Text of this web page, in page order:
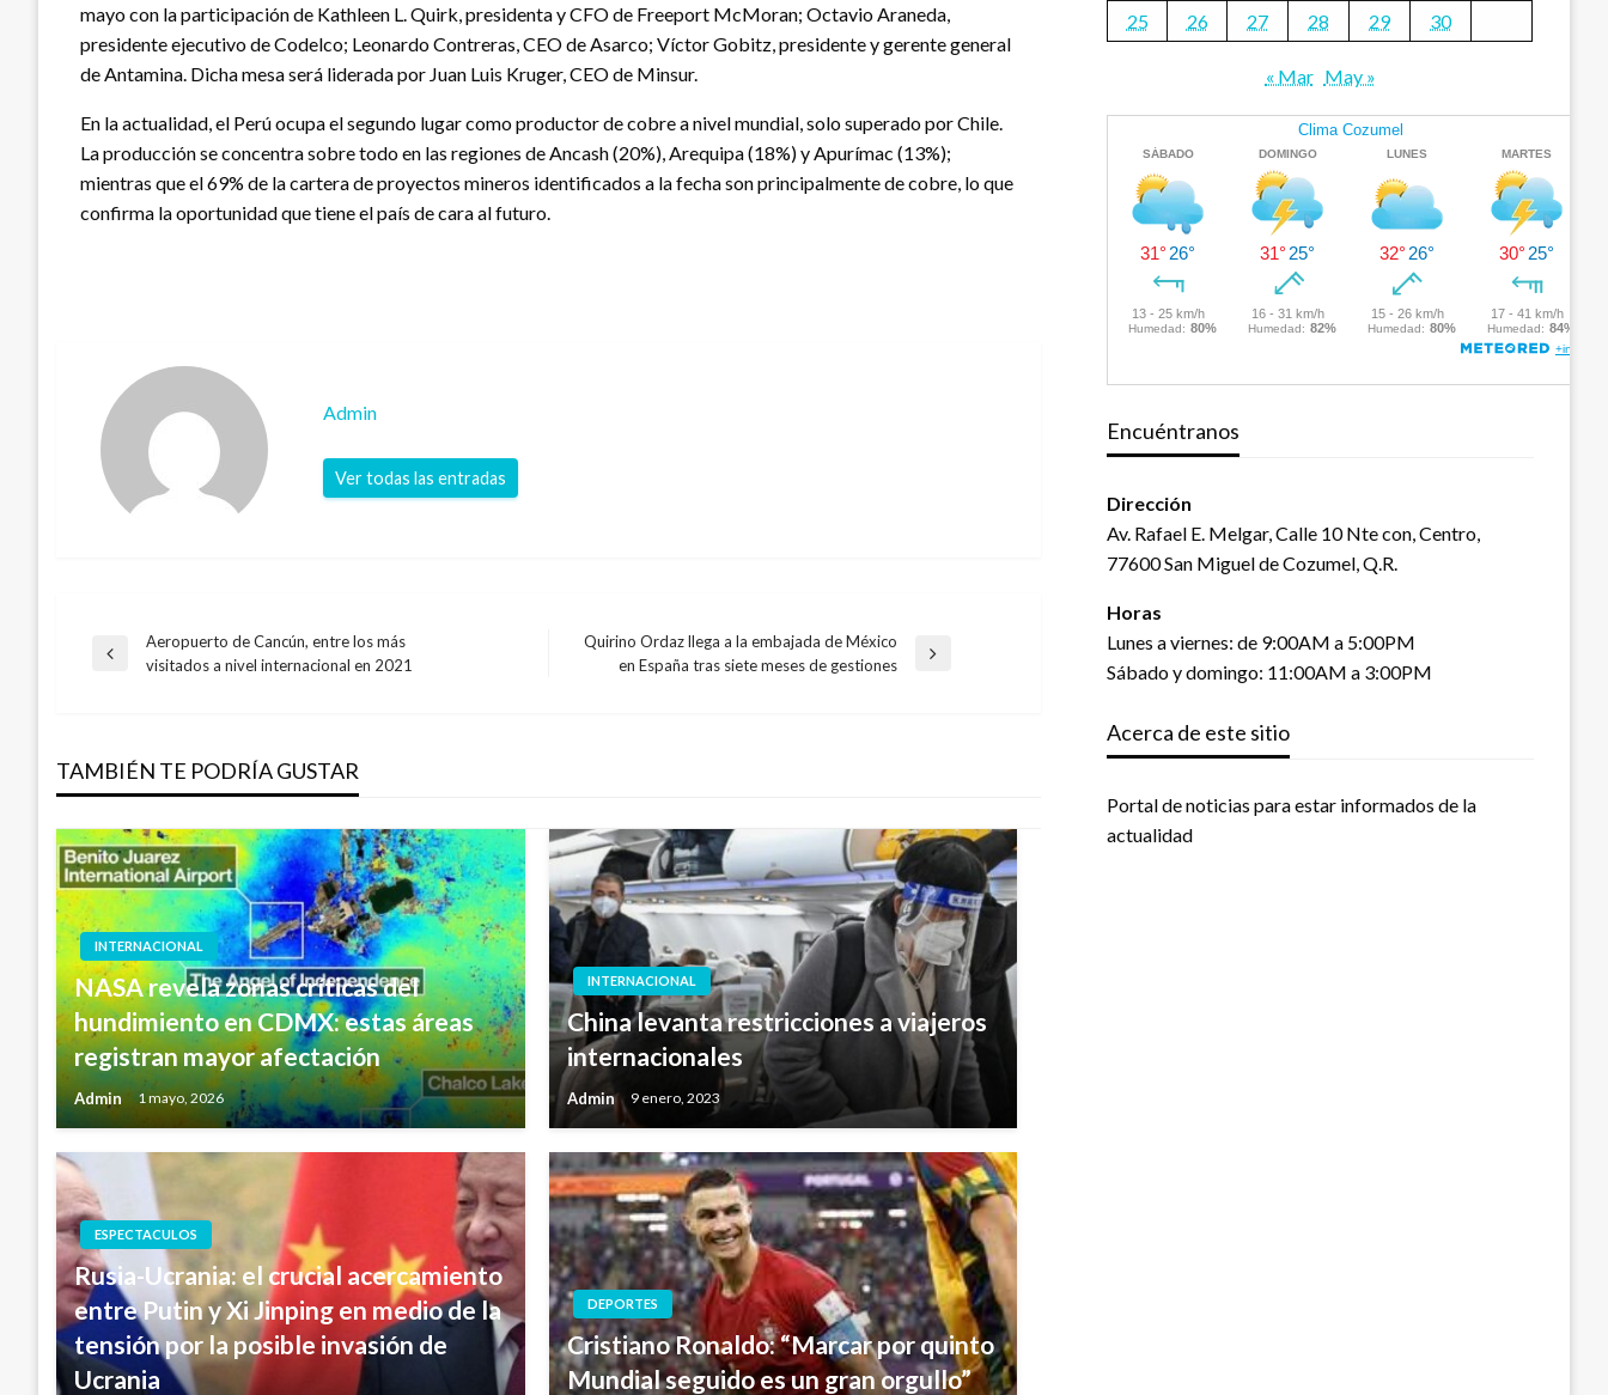
mayo con la participación de Kathleen L. Quirk, presidenta y CFO de Freeport McMoran; Octavio Araneda,
presidente ejecutivo de Codelco; Leonardo Contreras, CEO de Asarco; Víctor Gobitz, presidente y gerente general
de Antamina. Dicha mesa será liderada por Juan Luis Kruger, CEO de Minsur.
En la actualidad, el Perú ocupa el segundo lugar como productor de cobre a nivel mundial, solo superado por Chile.
La producción se concentra sobre todo en las regiones de Ancash (20%), Arequipa (18%) y Apurímac (13%);
mientras que el 69% de la cartera de proyectos mineros identificados a la fecha son principalmente de cobre, lo que
confirma la oportunidad que tiene el país de cara al futuro.
Admin
Ver todas las entradas
Navegación
entradas
Entrada
Aeropuerto de Cancún, entre los más
visitados a nivel internacional en 2021
Entrada
Quirino Ordaz llega a la embajada de México
en España tras siete meses de gestiones
TAMBIÉN TE PODRÍA GUSTAR
INTERNACIONAL
NASA revela zonas críticas del
hundimiento en CDMX: estas áreas
registran mayor afectación
Admin 1 mayo, 2026
INTERNACIONAL
China levanta restricciones a viajeros
internacionales
Admin 9 enero, 2023
ESPECTACULOS
Rusia-Ucrania: el crucial acercamiento
entre Putin y Xi Jinping en medio de la
tensión por la posible invasión de
Ucrania
DEPORTES
Cristiano Ronaldo: “Marcar por quinto
Mundial seguido es un gran orgullo”
25
26 27 28 29 30
« Mar May »
Encuéntranos
Dirección
Av. Rafael E. Melgar, Calle 10 Nte con, Centro,
77600 San Miguel de Cozumel, Q.R.
Horas
Lunes a viernes: de 9:00AM a 5:00PM
Sábado y domingo: 11:00AM a 3:00PM
Acerca de este sitio
Portal de noticias para estar informados de la
actualidad